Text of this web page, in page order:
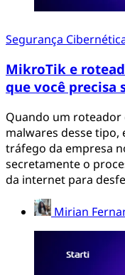
Segurança
MikroTik e
que você precisa
Quando um
malwares desse
tráfego da empresa
secretamente o
da internet para
Mirian